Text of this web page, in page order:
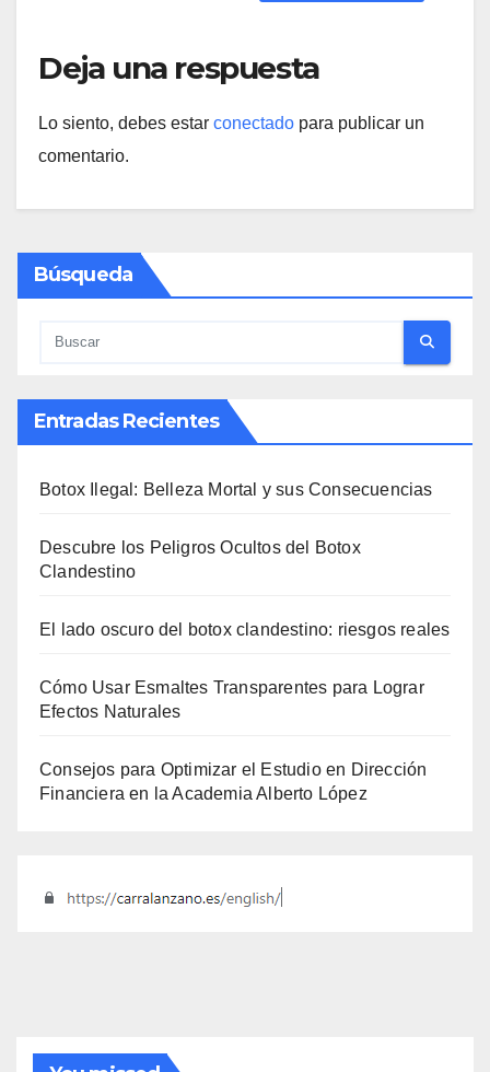
Deja una respuesta
Lo siento, debes estar conectado para publicar un
comentario.
Búsqueda
Entradas Recientes
Botox Ilegal: Belleza Mortal y sus Consecuencias
Descubre los Peligros Ocultos del Botox
Clandestino
El lado oscuro del botox clandestino: riesgos reales
Cómo Usar Esmaltes Transparentes para Lograr
Efectos Naturales
Consejos para Optimizar el Estudio en Dirección
Financiera en la Academia Alberto López